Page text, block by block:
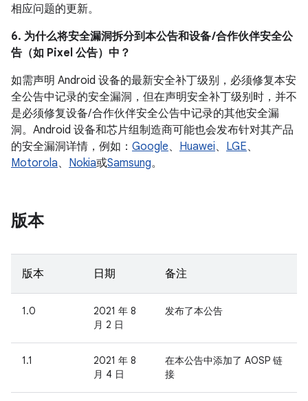
相应问题的更新。
6. 为什么将安全漏洞拆分到本公告和设备 /合作伙伴安全公
告（如 Pixel 公告）中？
如需声明 Android 设备的最新安全补丁级别，必须修复本安
全公告中记录的安全漏洞，但在声明安全补丁级别时，并不
是必须修复设备/ 合作伙伴安全公告中记录的其他安全漏
洞。Android 设备和芯片组制造商可能也会发布针对其产品
的安全漏洞详情，例如： Google、 Huawei、 LGE、
Motorola、 Nokia或Samsung。
版本
版本 日期 备注
1.0
2021 年 8
月 2 日
发布了本公告
1.1
2021 年 8
月 4 日
在本公告中添加了 AOSP 链
接